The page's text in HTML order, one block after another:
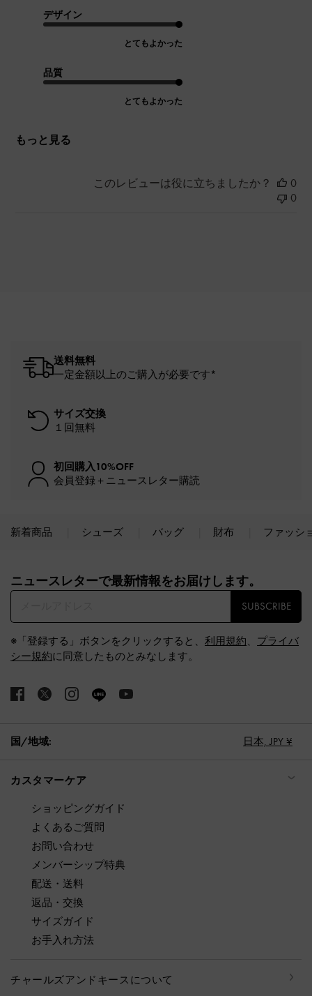
デザイン
とてもよかった
品質
とてもよかった
もっと見る
このレビューは役に立ちましたか？
0
0
送料無料
一定金額以上のご購入が必要です*
サイズ交換
１回無料
初回購入10%OFF
会員登録＋ニュースレター購読
新着商品 シューズ バッグ 財布 ファッシ
ニュースレターで最新情報をお届けします。​
SUBSCRIBE
※「登録する」ボタンをクリックすると、 利用規約、 プライバ
シー規約に同意したものとみなします。
国/地域: 日本, JPY ¥
カスタマーケア
ショッピングガイド
よくあるご質問
お問い合わせ
メンバーシップ特典
配送・送料
返品・交換
サイズガイド
お手入れ方法
チャールズアンドキースについて